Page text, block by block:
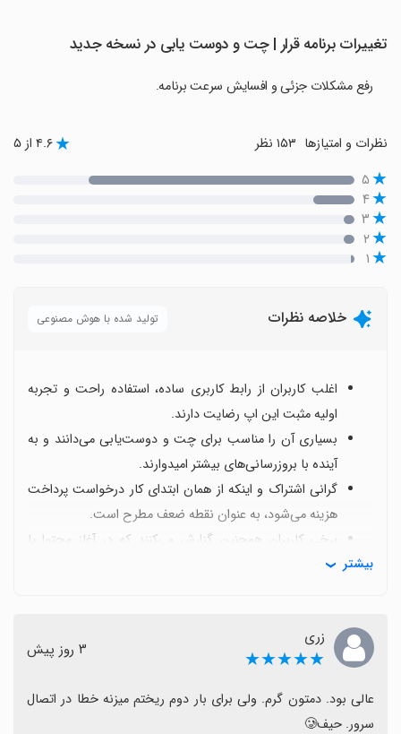
تغییرات برنامه ‏‏‏قرار | چت و دوست یابی در نسخه جدید
رفع مشکلات جزئی و افسایش سرعت برنامه.
نظرات و امتیازها ۴.۶ از ۵
۵
۴
۳
۲
۱
خلاصه نظرات تولید شده با هوش مصنوعی
اغلب کاربران از رابط کاربری ساده، استفاده راحت و تجربه
اولیه مثبت این اپ رضایت دارند.
بسیاری آن را مناسب برای چت و دوست‌یابی می‌دانند و به
آینده با بروزرسانی‌های بیشتر امیدوارند.
گرانی اشتراک و اینکه از همان ابتدای کار درخواست پرداخت
هزینه می‌شود، به عنوان نقطه ضعف مطرح است.
برخی کاربران همچنین گزارش می‌کنند که در آغاز محتوا یا
امکانات محدود در دسترس است.
باشد.
بیشتر
زری
★★★★★ ٣ روز پیش
سرور. حیف🥲